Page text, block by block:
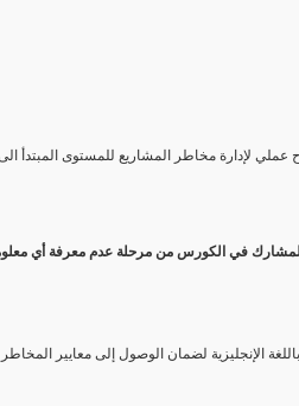
لإدارة مخاطر المشاريع للمستوى المبتدأ
على نقل المشارك في الكورس من مرحلة عدم معرفة
باللغة الإنجليزية لضمان الوصول إلى